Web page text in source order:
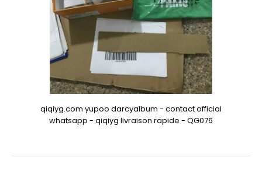
qiqiyg.com yupoo darcyalbum - contact official
whatsapp - qiqiyg livraison rapide - QG076